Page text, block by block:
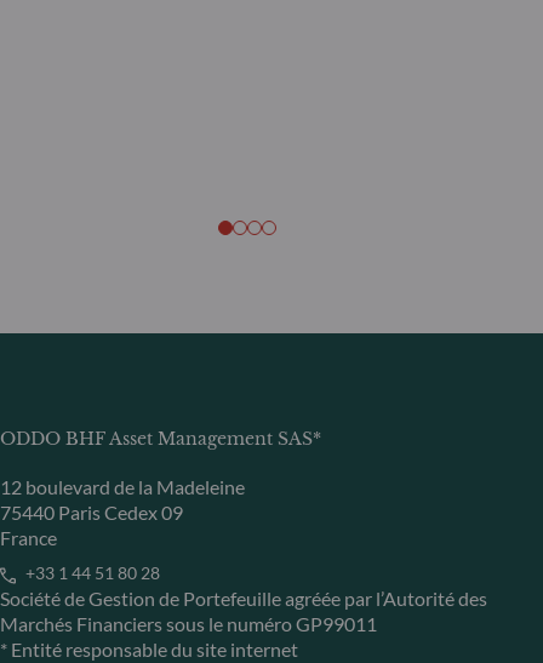
ODDO BHF Asset Management SAS*
12 boulevard de la Madeleine
75440 Paris Cedex 09
France
+33 1 44 51 80 28
Société de Gestion de Portefeuille agréée par l’Autorité des
Marchés Financiers sous le numéro GP99011
* Entité responsable du site internet